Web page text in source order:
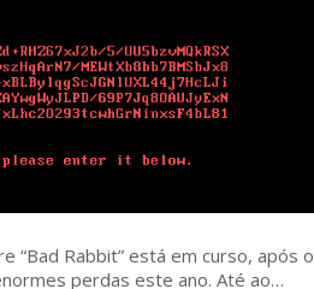
“Bad Rabbit” está em curso, após o
perdas este ano. Até ao…